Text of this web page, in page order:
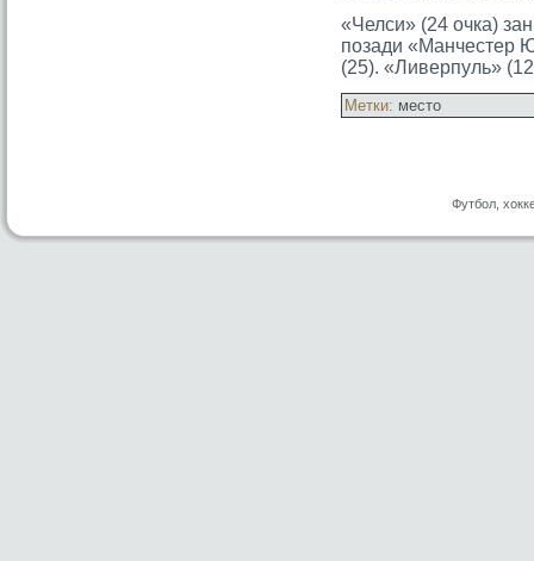
«Челси» (24 очка)
позади «Манчестер
(25). «Ливерпуль»
Метки: место
Футбол,